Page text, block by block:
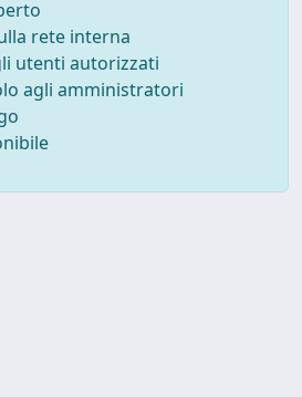
rete interna
utenti autorizzati
agli amministratori